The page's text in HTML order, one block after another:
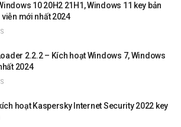
10 20H2 21H1, Windows 11 key bản
mới nhất 2024
2.2.2 – Kích hoạt Windows 7, Windows
2024
hoạt Kaspersky Internet Security 2022 key